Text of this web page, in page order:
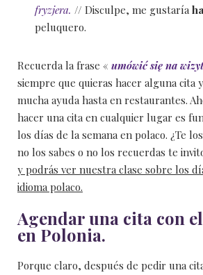
fryzjera. // Disculpe, me gustaría
peluquero.
Recuerda la frase « umówić się na
siempre que quieras hacer alguna cita
mucha ayuda hasta en restaurantes.
hacer una cita en cualquier lugar es
los días de la semana en polaco. ¿Te
no los sabes o no los recuerdas te
y podrás ver nuestra clase sobre los
idioma polaco.
Agendar una cita con
en Polonia.
Porque claro, después de pedir una